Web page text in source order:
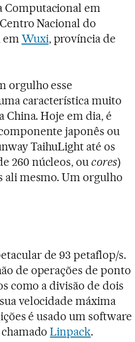
Computacional em
Nacional do
em Wuxi, província de
orgulho esse
característica muito
China. Hoje em dia, é
japonês ou
TaihuLight até os
260 núcleos, ou cores)
ali mesmo. Um orgulho
de 93 petaflop/s.
de operações de ponto
como a divisão de dois
velocidade máxima
é usado um software
Linpack.